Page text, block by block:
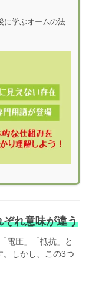
に学ぶオームの法
れ意味が違う
電圧」「抵抗」と
。しかし、この3つ